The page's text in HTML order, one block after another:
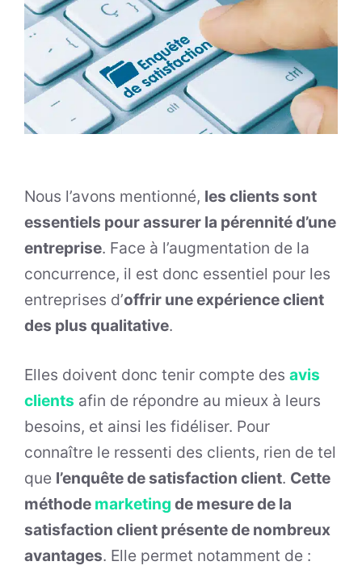
Nous l’avons mentionné, les clients sont
essentiels pour assurer la pérennité d’une
entreprise. Face à l’augmentation de la
concurrence, il est donc essentiel pour les
entreprises d’offrir une expérience client
des plus qualitative.
Elles doivent donc tenir compte des avis
clients afin de répondre au mieux à leurs
besoins, et ainsi les fidéliser. Pour
connaître le ressenti des clients, rien de tel
que l’enquête de satisfaction client. Cette
méthode marketing de mesure de la
satisfaction client présente de nombreux
avantages. Elle permet notamment de :